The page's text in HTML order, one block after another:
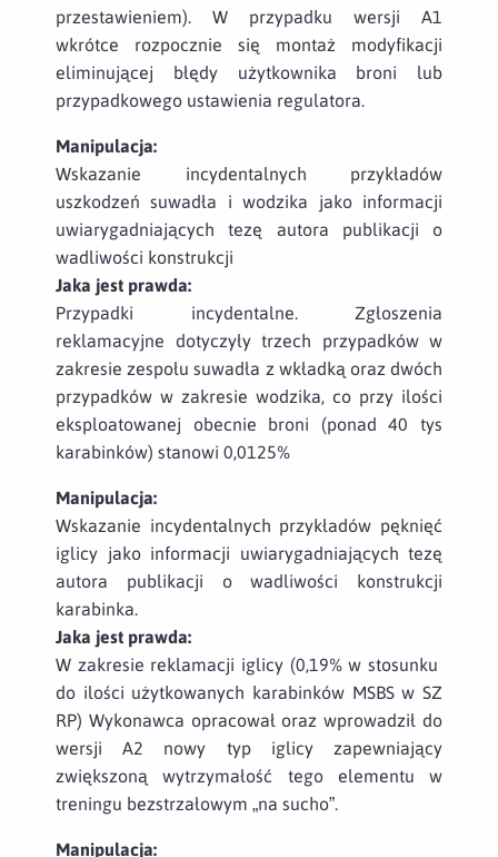
przestawieniem). W przypadku wersji A1
wkrótce rozpocznie się montaż modyfikacji
eliminującej błędy użytkownika broni lub
przypadkowego ustawienia regulatora.
Manipulacja:
Wskazanie incydentalnych przykładów
uszkodzeń suwadła i wodzika jako informacji
uwiarygadniających tezę autora publikacji o
wadliwości konstrukcji
Jaka jest prawda:
Przypadki incydentalne. Zgłoszenia
reklamacyjne dotyczyły trzech przypadków w
zakresie zespołu suwadła z wkładką oraz dwóch
przypadków w zakresie wodzika, co przy ilości
eksploatowanej obecnie broni (ponad 40 tys
karabinków) stanowi 0,0125%
Manipulacja:
Wskazanie incydentalnych przykładów pęknięć
iglicy jako informacji uwiarygadniających tezę
autora publikacji o wadliwości konstrukcji
karabinka.
Jaka jest prawda:
W zakresie reklamacji iglicy (0,19% w stosunku
do ilości użytkowanych karabinków MSBS w SZ
RP) Wykonawca opracował oraz wprowadził do
wersji A2 nowy typ iglicy zapewniający
zwiększoną wytrzymałość tego elementu w
treningu bezstrzałowym „na sucho”.
Manipulacja: